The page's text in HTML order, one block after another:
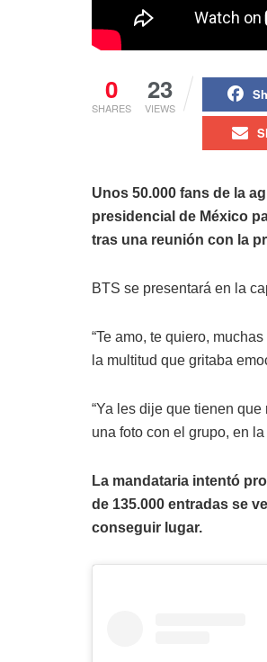
0
SHARES
23
VIEWS
Unos 50.000 fans de la
presidencial de México
tras una reunión con la
BTS se presentará en la
“Te amo, te quiero,
la multitud que gritaba
“Ya les dije que tienen
una foto con el grupo, en
La mandataria intentó
de 135.000 entradas se
conseguir lugar.